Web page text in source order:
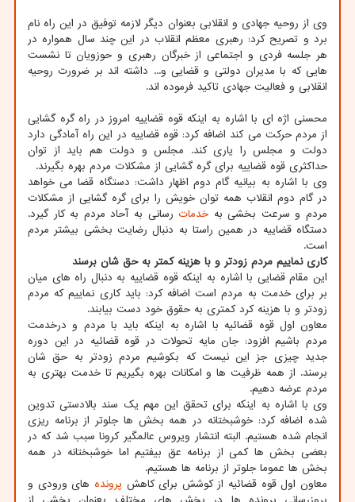
وی از روحیه جهادی و انقلابی بعنوان دیگر لازمه توفیق در این راه نام
برد و تصریح کرد: رهبری معظم انقلاب در این چند سال همواره در
هر جلسه فردی و اجتماعی از خبرگان رهبری و حوزویان تا نشست
هایی که با مدیران دولتی و قضایی و... داشته اند بر ضرورت روحیه
انقلابی و فعالیت جهادی تاکید فرموده اند.
محسنی اژه ای با اشاره به اینکه قوه قضاییه امروز در راه گره گشایی
از مردم حرکت می کند اضافه کرد: قوه قضاییه در این راه آمادگی دارد
دولت و مجلس را یاری کند. مجلس و دولت هم باید از توان
حداکثری قوه قضاییه برای گره گشایی از مشکلات مردم بهره بگیرند.
وی با اشاره به بیانیه گام دوم اظهار داشت: دستگاه قضا می خواهد
در گام دوم انقلاب همه توان خویش را برای گره گشایی از مشکلات
مردم و سرعت بخشی به خدمات رسانی به آحاد مردم به کار گیرد.
دستگاه قضاییه در همین راستا به دنبال رضایت بخشی بیشتر مردم
است.
کاری نماییم مردم زودتر و با هزینه کمتر به حق شان برسند
این مقام قضایی با اشاره به اینکه قوه قضاییه به دنبال راه های میان
بر برای خدمت به مردم است اضافه کرد: باید کاری نماییم که مردم
زودتر و با هزینه کرد کمتری به حقوق خود دست بیابند.
معاون اول قوه قضائیه با اشاره به اینکه باید با مردم و درخدمت
مردم باشیم افزود: جان مایه تحولات در قوه قضائیه در این دوره
جدید چیزی جز این نیست که بکوشیم مردم زودتر به حق شان
برسند. از همه ظرفیت ها و امکانات بهره بگیریم تا خدمت بهتری به
مردم عرضه دهیم.
وی با اشاره به اینکه برای تحقق این مهم یک سند بالادستی تدوین
شده اضافه کرد: خوشبختانه در همه بخش ها جلوتر از برنامه ریزی
انجام شده هستیم. البته انتشار ویروس عالمگیر کرونا سبب شد که در
بعضی بخش ها کمی از برنامه عق بیفتیم اما خوشبختانه در همه
بخش ها عموما جلوتر از برنامه ها هستیم.
معاون اول قوه قضائیه از کوشش برای کاهش پرونده های ورودی و